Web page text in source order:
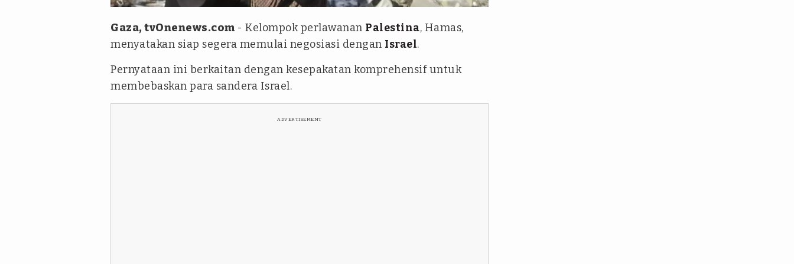
Gaza, tvOnenews.com - Kelompok perlawanan Palestina, Hamas,
menyatakan siap segera memulai negosiasi dengan Israel.
Pernyataan ini berkaitan dengan kesepakatan komprehensif untuk
membebaskan para sandera Israel.
ADVERTISEMENT